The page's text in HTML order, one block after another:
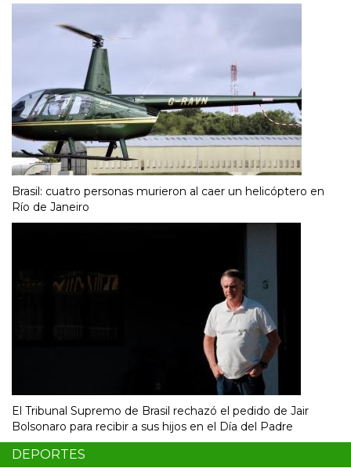
Brasil: cuatro personas murieron al caer un helicóptero en
Río de Janeiro
El Tribunal Supremo de Brasil rechazó el pedido de Jair
Bolsonaro para recibir a sus hijos en el Día del Padre
DEPORTES